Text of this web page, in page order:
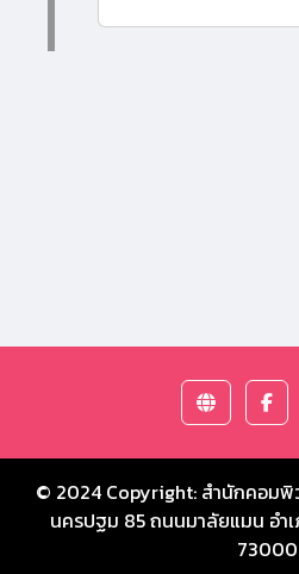
© 2024 Copyright: สำนักคอมพิ
นครปฐม 85 ถนนมาลัยแมน อำ
73000